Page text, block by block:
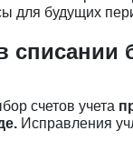
для будущих
списании
счетов учета
Исправления